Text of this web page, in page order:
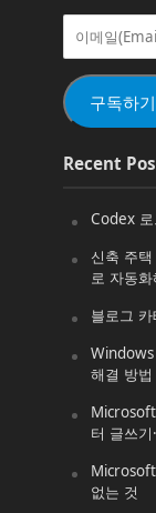
(Email)
구독하기
Recent
Codex
신축 주
로 자동
블로그
Windows
해결 방
터 글쓰기
없는 것